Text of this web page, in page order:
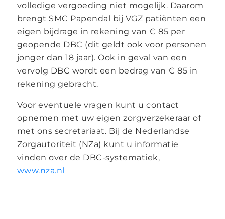
volledige vergoeding niet mogelijk. Daarom
brengt SMC Papendal bij VGZ patiënten een
eigen bijdrage in rekening van € 85 per
geopende DBC (dit geldt ook voor personen
jonger dan 18 jaar). Ook in geval van een
vervolg DBC wordt een bedrag van € 85 in
rekening gebracht.
Voor eventuele vragen kunt u contact
opnemen met uw eigen zorgverzekeraar of
met ons secretariaat. Bij de Nederlandse
Zorgautoriteit (NZa) kunt u informatie
vinden over de DBC-systematiek,
www.nza.nl